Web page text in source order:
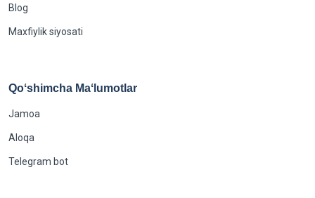
Blog
Maxfiylik siyosati
Qoʻshimcha Maʻlumotlar
Jamoa
Aloqa
Telegram bot